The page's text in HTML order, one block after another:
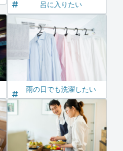
呂に入りたい
雨の日でも洗濯したい